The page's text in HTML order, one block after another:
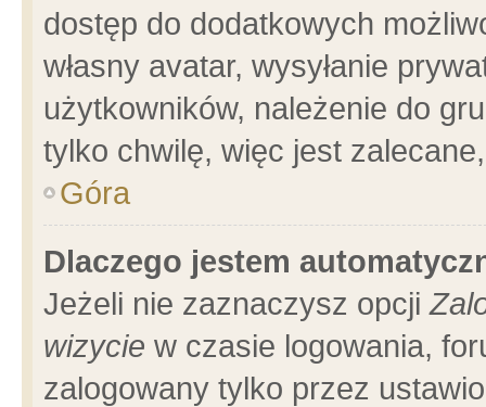
dostęp do dodatkowych
własny avatar, wysyłanie
użytkowników, należenie do
tylko chwilę, więc jest
Góra
Dlaczego jestem
Jeżeli nie zaznaczysz opcji
wizycie w czasie logowania,
zalogowany tylko przez